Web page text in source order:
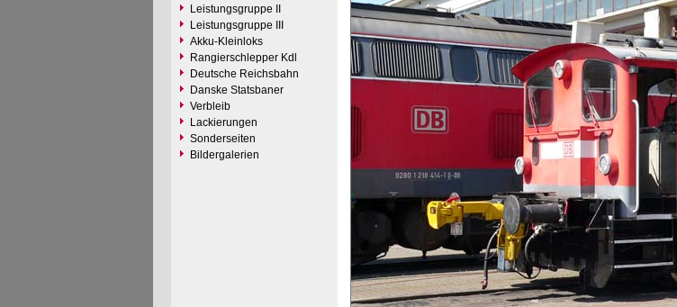
Leistungsgruppe II
Leistungsgruppe III
Akku-Kleinloks
Rangierschlepper Kdl
Deutsche Reichsbahn
Danske Statsbaner
Verbleib
Lackierungen
Sonderseiten
Bildergalerien